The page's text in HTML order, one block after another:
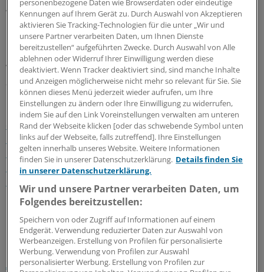
wieder begonnen wird", so Jägers Faustregel für die
Praxis. Wichtig: Die Patienten müssen darauf
hingewiesen werden, dass eine Therapiepause in jedem
Fall ihre Infektiosität erhöht. Denn: "Die
Viruskonzentration steigt in der Therapiepause immer
an."
Lesen Sie dazu auch: HIV-Patienten fühlen sich noch
diskriminiertAids-Preis für Entdeckung bei HI-Viren
Forschungspreis für Heidelberger Wissenschaftler
Infektionen mit Herpes simplex fördern HIV-
NeuinfektionenBevölkerung in Deutschland weiß viel zu
Schlagworte:
AIDS / HIV Innere Medizin Geschlechtskrankheiten
personenbezogene Daten wie Browserdaten oder eindeutige
Kennungen auf Ihrem Gerät zu. Durch Auswahl von Akzeptieren
aktivieren Sie Tracking-Technologien für die unter „Wir und
unsere Partner verarbeiten Daten, um Ihnen Dienste
bereitzustellen“ aufgeführten Zwecke. Durch Auswahl von Alle
ablehnen oder Widerruf Ihrer Einwilligung werden diese
deaktiviert. Wenn Tracker deaktiviert sind, sind manche Inhalte
und Anzeigen möglicherweise nicht mehr so relevant für Sie. Sie
können dieses Menü jederzeit wieder aufrufen, um Ihre
Einstellungen zu ändern oder Ihre Einwilligung zu widerrufen,
indem Sie auf den Link Voreinstellungen verwalten am unteren
Rand der Webseite klicken [oder das schwebende Symbol unten
links auf der Webseite, falls zutreffend]. Ihre Einstellungen
gelten innerhalb unseres Website. Weitere Informationen
finden Sie in unserer Datenschutzerklärung. Details finden Sie
in unserer Datenschutzerklärung.
Wir und unsere Partner verarbeiten Daten, um
Folgendes bereitzustellen:
Speichern von oder Zugriff auf Informationen auf einem
Endgerät. Verwendung reduzierter Daten zur Auswahl von
Werbeanzeigen. Erstellung von Profilen für personalisierte
Werbung. Verwendung von Profilen zur Auswahl
personalisierter Werbung. Erstellung von Profilen zur